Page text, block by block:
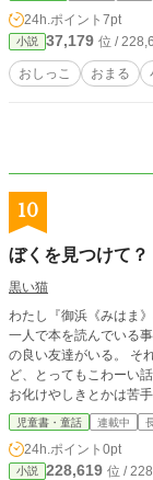
24h.ポイント 7pt
小説 37,179 位 /
おしっこ おまる
10
ぼくを見つけて
黒い猫
わたし『御浜《みはま
一人で本を読んでいる
の良い友達がいる。 それが『中野《なかの》未空《みく》ちゃん』なんだけ
ど、とってもこわーい
お化けやしきとかは苦手。後、勉強も……
突然大雨になっちゃっ
で少しの間だけ外で雨宿りをさ
らおやしきのひみつを
児童書・童話 連載中
24h.ポイント 0pt
小説 228,619 位 /